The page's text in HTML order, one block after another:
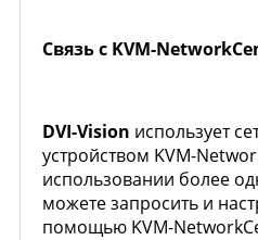
Связь с KVM-
DVI-Vision использует
устройством KVM-
использовании более
можете запросить и
помощью KVM-